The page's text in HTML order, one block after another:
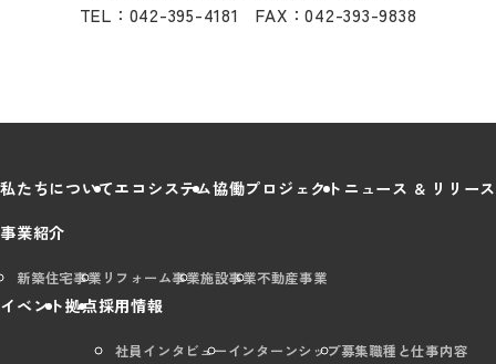
TEL：042-395-4181 FAX：042-393-9838
私たちについてエコシステム協働プロジェクト ニュース & リリース
事業紹介
新築住宅事業 リフォーム事業施設事業不動産事業
イベント拠点採用情報
社員インタビューインターンシップ募集職種と仕事内容